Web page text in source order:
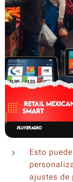
Esto
ajustes de